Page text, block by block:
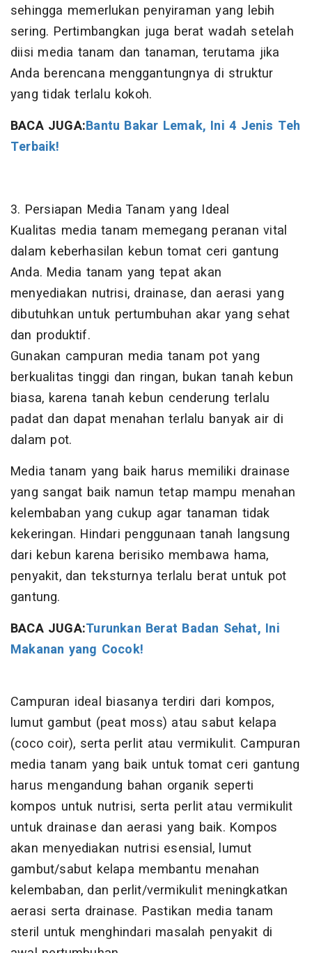
sehingga memerlukan penyiraman yang lebih
sering. Pertimbangkan juga berat wadah setelah
diisi media tanam dan tanaman, terutama jika
Anda berencana menggantungnya di struktur
yang tidak terlalu kokoh.
BACA JUGA:Bantu Bakar Lemak, Ini 4 Jenis Teh
Terbaik!
3. Persiapan Media Tanam yang Ideal
Kualitas media tanam memegang peranan vital
dalam keberhasilan kebun tomat ceri gantung
Anda. Media tanam yang tepat akan
menyediakan nutrisi, drainase, dan aerasi yang
dibutuhkan untuk pertumbuhan akar yang sehat
dan produktif.
Gunakan campuran media tanam pot yang
berkualitas tinggi dan ringan, bukan tanah kebun
biasa, karena tanah kebun cenderung terlalu
padat dan dapat menahan terlalu banyak air di
dalam pot.
Media tanam yang baik harus memiliki drainase
yang sangat baik namun tetap mampu menahan
kelembaban yang cukup agar tanaman tidak
kekeringan. Hindari penggunaan tanah langsung
dari kebun karena berisiko membawa hama,
penyakit, dan teksturnya terlalu berat untuk pot
gantung.
BACA JUGA:Turunkan Berat Badan Sehat, Ini
Makanan yang Cocok!
Campuran ideal biasanya terdiri dari kompos,
lumut gambut (peat moss) atau sabut kelapa
(coco coir), serta perlit atau vermikulit. Campuran
media tanam yang baik untuk tomat ceri gantung
harus mengandung bahan organik seperti
kompos untuk nutrisi, serta perlit atau vermikulit
untuk drainase dan aerasi yang baik. Kompos
akan menyediakan nutrisi esensial, lumut
gambut/sabut kelapa membantu menahan
kelembaban, dan perlit/vermikulit meningkatkan
aerasi serta drainase. Pastikan media tanam
steril untuk menghindari masalah penyakit di